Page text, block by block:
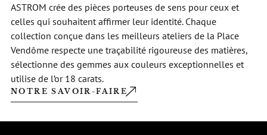
ASTROM crée des pièces porteuses de sens pour ceux et
celles qui souhaitent affirmer leur identité. Chaque
collection conçue dans les meilleurs ateliers de la Place
Vendôme respecte une traçabilité rigoureuse des matières,
sélectionne des gemmes aux couleurs exceptionnelles et
utilise de l’or 18 carats.
NOTRE SAVOIR-FAIRE